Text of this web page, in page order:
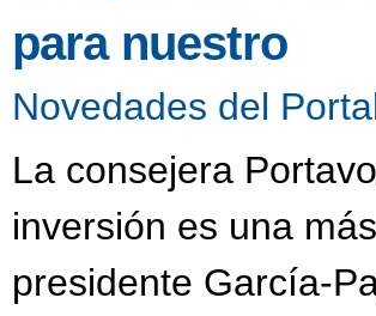
para nuestro
Novedades del
La consejera
inversión es una
presidente García-